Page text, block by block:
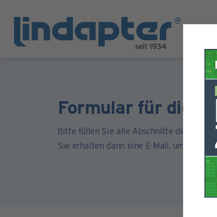
Formular für die
Bitte füllen Sie alle Abschnitte dieses
Sie erhalten dann eine E-Mail, um Ihr